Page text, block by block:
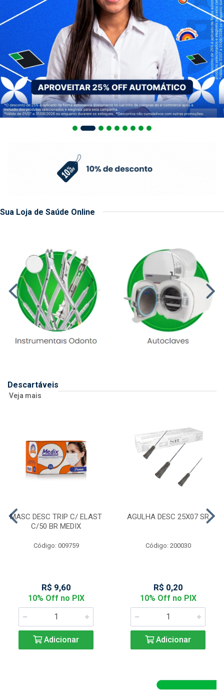
Sua Loja de Saúde Online
Descartáveis
Veja mais
MASC DESC TRIP C/ ELAST
C/50 BR MEDIX
Código: 009759
R$ 9,60
10% Off no PIX
Adicionar
AGULHA DESC 25X07 SR
Código: 200030
R$ 0,20
10% Off no PIX
Adicionar